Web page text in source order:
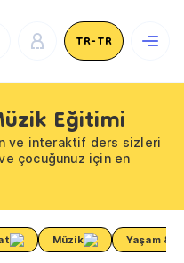
TR-TR
Eğitimi
ve interaktif ders sizleri
çocuğunuz için en
Müzik Yaşam &